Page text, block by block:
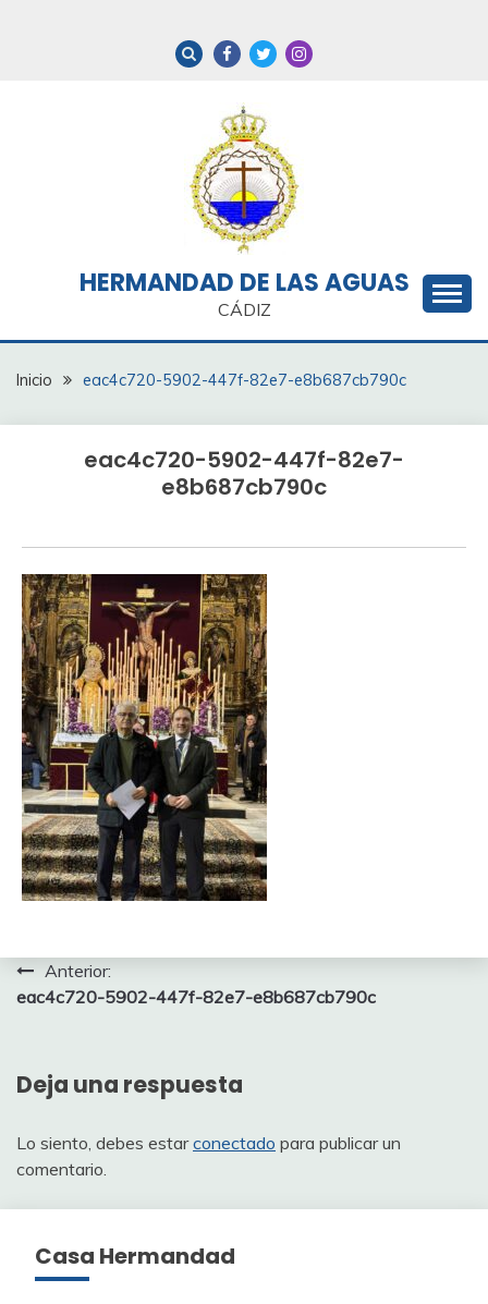
HERMANDAD DE LAS AGUAS
CÁDIZ
Inicio eac4c720-5902-447f-82e7-e8b687cb790c
eac4c720-5902-447f-82e7-
e8b687cb790c
Navegación
de
Anterior:
eac4c720-5902-447f-82e7-e8b687cb790c
Deja una respuesta
Lo siento, debes estarconectado para publicar un
comentario.
Casa Hermandad